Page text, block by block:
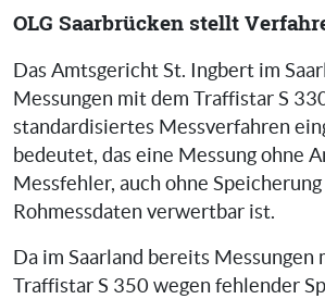
OLG Saarbrücken stellt
Das Amtsgericht St. Ingbert im
Messungen mit dem Traffistar S
standardisiertes Messverfahren
bedeutet, das eine Messung ohne
Messfehler, auch ohne
Rohmessdaten verwertbar ist.
Da im Saarland bereits Messungen
Traffistar S 350 wegen fehlender